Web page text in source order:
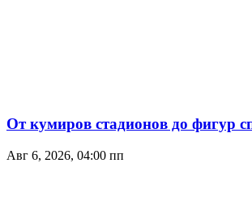
От кумиров стадионов до фигур
Авг 6, 2026, 04:00 пп